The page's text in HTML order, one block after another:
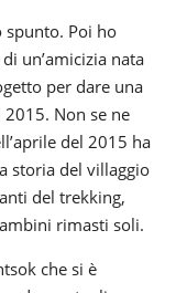
spunto. Poi ho
un’amicizia nata
per dare una
Non se ne
del 2015 ha
storia del villaggio
del trekking,
rimasti soli.
che si è